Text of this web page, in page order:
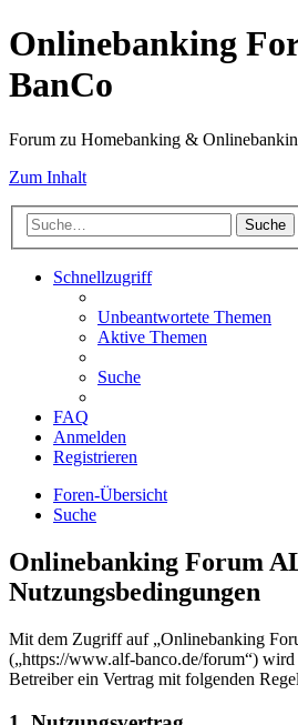
Onlinebanking
BanCo
Forum zu Homebanking &
Zum Inhalt
Suche
Schnellzugriff
Unbeantwortete Themen
Aktive Themen
Suche
FAQ
Anmelden
Registrieren
Foren-Übersicht
Suche
Onlinebanking Forum
Nutzungsbedingungen
Mit dem Zugriff auf „Onlinebanking
(„https://www.alf-banco.de/forum“)
Betreiber ein Vertrag mit folgenden